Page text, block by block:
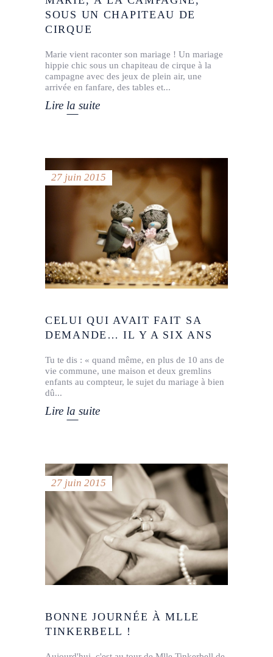
SOUS UN CHAPITEAU DE
CIRQUE
Marie vient raconter son mariage ! Un mariage
hippie chic sous un chapiteau de cirque à la
campagne avec des jeux de plein air, une
arrivée en fanfare, des tables et
Lire la suite
27 juin 2015
CELUI QUI AVAIT FAIT SA
DEMANDE… IL Y A SIX ANS
Tu te dis : « quand même, en plus de 10 ans de
vie commune, une maison et deux gremlins
enfants au compteur, le sujet du mariage à bien
dû
Lire la suite
27 juin 2015
BONNE JOURNÉE À MLLE
TINKERBELL !